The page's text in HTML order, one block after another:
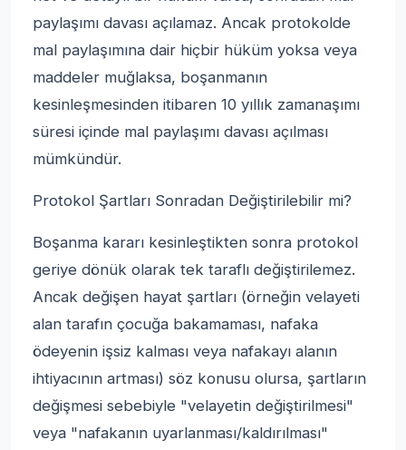
paylaşımı davası açılamaz. Ancak protokolde
mal paylaşımına dair hiçbir hüküm yoksa veya
maddeler muğlaksa, boşanmanın
kesinleşmesinden itibaren 10 yıllık zamanaşımı
süresi içinde mal paylaşımı davası açılması
mümkündür.
Protokol Şartları Sonradan Değiştirilebilir mi?
Boşanma kararı kesinleştikten sonra protokol
geriye dönük olarak tek taraflı değiştirilemez.
Ancak değişen hayat şartları (örneğin velayeti
alan tarafın çocuğa bakamaması, nafaka
ödeyenin işsiz kalması veya nafakayı alanın
ihtiyacının artması) söz konusu olursa, şartların
değişmesi sebebiyle "velayetin değiştirilmesi"
veya "nafakanın uyarlanması/kaldırılması"